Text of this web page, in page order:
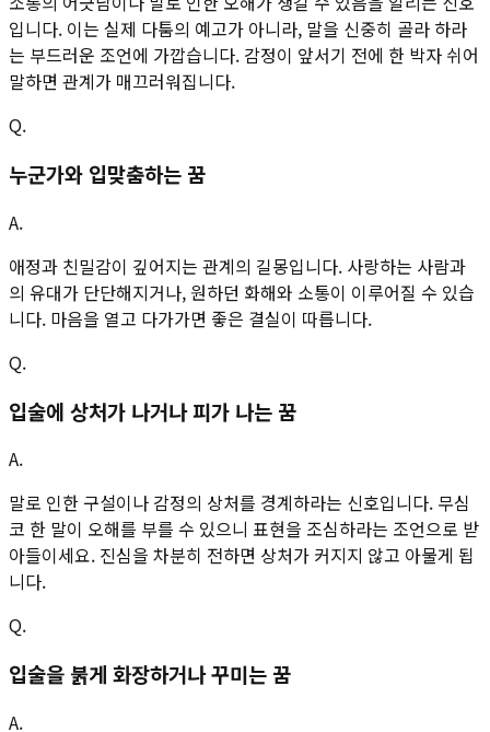
입니다. 이는 실제 다툼의 예고가 아니라, 말을 신중히 골라 하라
는 부드러운 조언에 가깝습니다. 감정이 앞서기 전에 한 박자 쉬어
말하면 관계가 매끄러워집니다.
Q.
누군가와 입맞춤하는 꿈
A.
애정과 친밀감이 깊어지는 관계의 길몽입니다. 사랑하는 사람과
의 유대가 단단해지거나, 원하던 화해와 소통이 이루어질 수 있습
니다. 마음을 열고 다가가면 좋은 결실이 따릅니다.
Q.
입술에 상처가 나거나 피가 나는 꿈
A.
말로 인한 구설이나 감정의 상처를 경계하라는 신호입니다. 무심
코 한 말이 오해를 부를 수 있으니 표현을 조심하라는 조언으로 받
아들이세요. 진심을 차분히 전하면 상처가 커지지 않고 아물게 됩
니다.
Q.
입술을 붉게 화장하거나 꾸미는 꿈
A.